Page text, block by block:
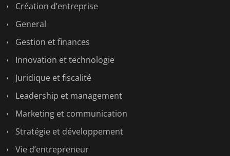
Création d’entreprise
General
Gestion et finances
Innovation et technologie
Juridique et fiscalité
Leadership et management
Marketing et communication
Stratégie et développement
Vie d’entrepreneur